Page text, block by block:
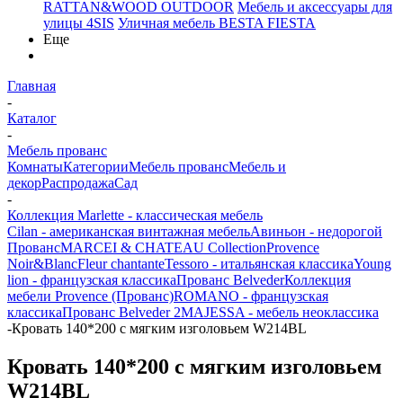
RATTAN&WOOD OUTDOOR Мебель и аксессуары для
улицы 4SIS Уличная мебель BESTA FIESTA
Еще
Главная
-
Каталог
-
Мебель прованс
КомнатыКатегорииМебель провансМебель и
декорРаспродажаСад
-
Коллекция Marlette - классическая мебель
Cilan - американская винтажная мебельАвиньон - недорогой
ПровансMARCEI & CHATEAU CollectionProvence
Noir&BlancFleur chantanteTessoro - итальянская классикаYoung
lion - французская классикаПрованс BelvederКоллекция
мебели Provence (Прованс)ROMANO - французская
классикаПрованс Belveder 2MAJESSA - мебель неоклассика
-Кровать 140*200 с мягким изголовьем W214BL
Кровать 140*200 с мягким изголовьем
W214BL